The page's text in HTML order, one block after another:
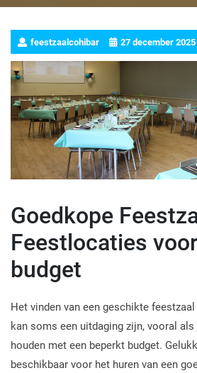
feestzaalcohibar 27 december 2025
Goedkope
Feestlocaties
budget
Het vinden van een geschikte
kan soms een uitdaging zijn, vooral
houden met een beperkt budget.
beschikbaar voor het huren van een